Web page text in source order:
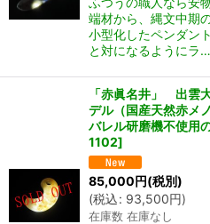
端材から、縄文中期
小型化したペンダン
と対になるようにラ…
「赤眞名井」 出雲
デル（国産天然赤メ
バレル研磨機不使用
1102]
85,000円(税別)
(税込: 93,500円)
在庫数 在庫なし